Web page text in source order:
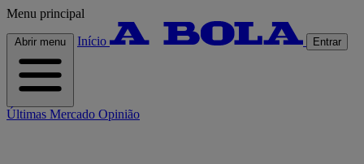
Menu principal
Abrir menu Início Entrar
Últimas Mercado Opinião